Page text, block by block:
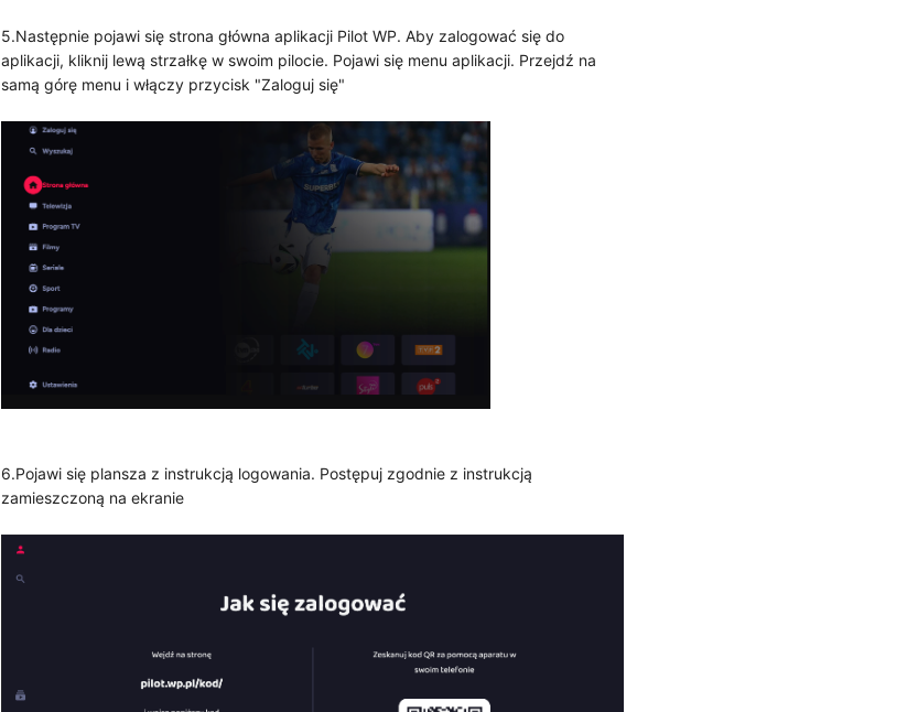
5.Następnie pojawi się strona główna aplikacji Pilot WP. Aby zalogować się do
aplikacji, kliknij lewą strzałkę w swoim pilocie. Pojawi się menu aplikacji. Przejdź na
samą górę menu i włączy przycisk "Zaloguj się"
6.Pojawi się plansza z instrukcją logowania. Postępuj zgodnie z instrukcją
zamieszczoną na ekranie